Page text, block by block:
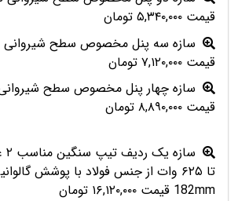
قیمت ۵,۳۴۰,۰۰۰ تومان
سازه سه پنل مخصوص سطح شیروانی
قیمت ۷,۱۲۰,۰۰۰ تومان
سازه چهار پنل مخصوص سطح
قیمت ۸,۸۹۰,۰۰۰ تومان
تا ۶۲۵ وات از جنس فولاد با پوشش
182mm قیمت ۱۶,۱۲۰,۰۰۰ تومان